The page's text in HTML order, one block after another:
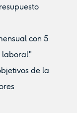
con 5
de la